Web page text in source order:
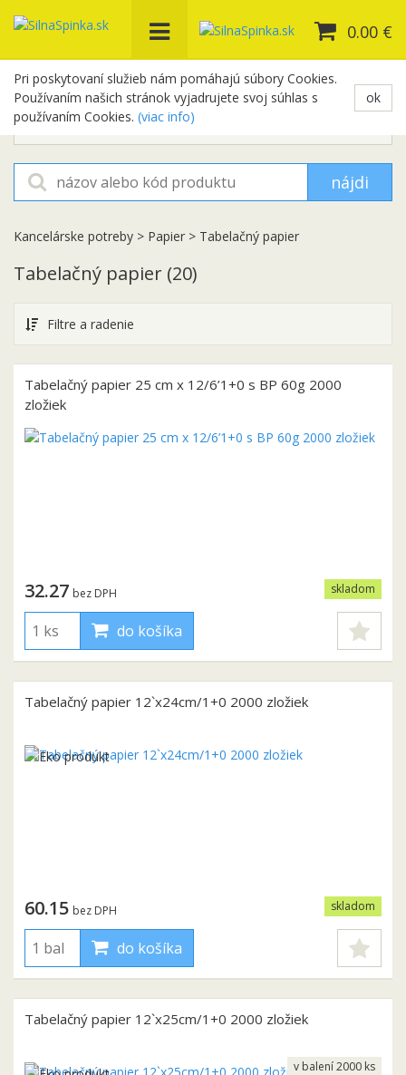
Pri poskytovaní služieb nám pomáhajú súbory Cookies.
Používaním našich stránok vyjadrujete svoj súhlas s
používaním Cookies. (viac info)
ok
0.00 €
+421 948 654 329
objednavky@silnaspinka.sk
nájdi
Kancelárske potreby > Papier > Tabelačný papier
Tabelačný papier (20)
Filtre a radenie
Tabelačný papier 25 cm x 12/6’1+0 s BP 60g 2000
zložiek
skladom
32.27 bez DPH
do košíka
Tabelačný papier 12`x24cm/1+0 2000 zložiek
skladom
60.15 bez DPH
do košíka
Tabelačný papier 12`x25cm/1+0 2000 zložiek
v balení 2000 ks